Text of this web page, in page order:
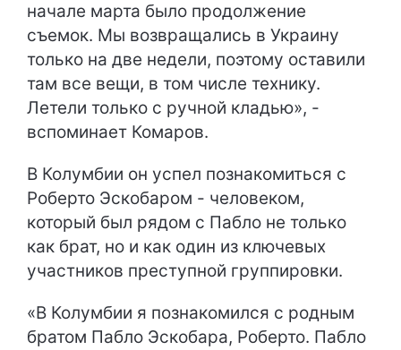
начале марта было продолжение
съемок. Мы возвращались в Украину
только на две недели, поэтому оставили
там все вещи, в том числе технику.
Летели только с ручной кладью», -
вспоминает Комаров.
В Колумбии он успел познакомиться с
Роберто Эскобаром - человеком,
который был рядом с Пабло не только
как брат, но и как один из ключевых
участников преступной группировки.
«В Колумбии я познакомился с родным
братом Пабло Эскобара, Роберто. Пабло